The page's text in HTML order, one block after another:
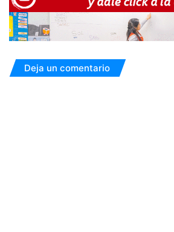
Deja un comentario